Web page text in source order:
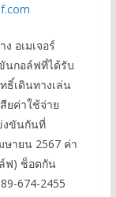
อเมเจอร์
นกอล์ฟที่ได้รับ
ธิ์เดินทางเล่น
ยค่าใช้จ่าย
งขันกันที่
ษายน 2567 ค่า
ฟ) ช็อตกัน
674-2455